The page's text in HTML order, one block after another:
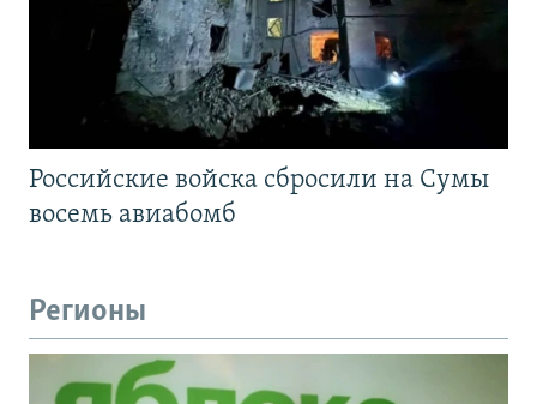
Российские войска сбросили на Сумы
восемь авиабомб
Регионы